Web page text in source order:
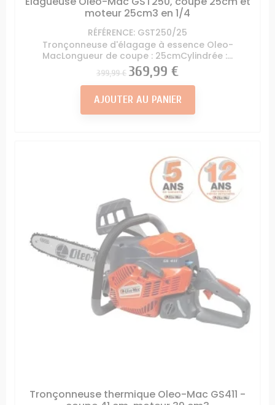
moteur 25cm3 en 1/4
RÉFÉRENCE: GST250/25
Tronçonneuse d'élagage à essence Oleo-
MacLongueur de coupe : 25cmCylindrée :...
Prix
399,99 € Prix
369,99 €
AJOUTER AU PANIER
Tronçonneuse thermique Oleo-Mac GS411 -